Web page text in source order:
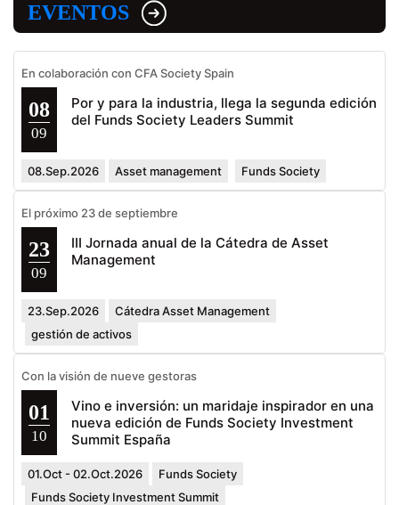
EVENTOS
En colaboración con CFA Society Spain
08
09
Por y para la industria, llega la segunda edición
del Funds Society Leaders Summit
08.Sep.2026 Asset management Funds Society
El próximo 23 de septiembre
23
09
III Jornada anual de la Cátedra de Asset
Management
23.Sep.2026
Cátedra Asset Management
gestión de activos
Con la visión de nueve gestoras
01
10
Vino e inversión: un maridaje inspirador en una
nueva edición de Funds Society Investment
Summit España
01.Oct - 02.Oct.2026
Funds Society
Funds Society Investment Summit